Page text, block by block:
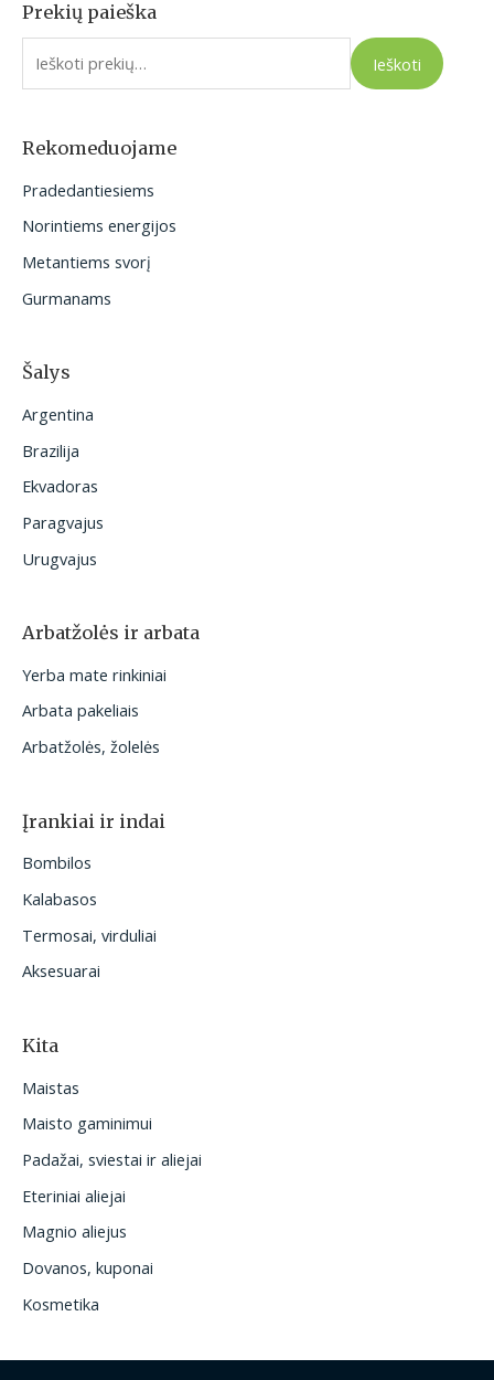
Prekių paieška
I
e
o
:
Ieškoti
Rekomeduojame
Pradedantiesiems
Norintiems energijos
Metantiems svorį
Gurmanams
Šalys
Argentina
Brazilija
Ekvadoras
Paragvajus
Urugvajus
Arbatžolės ir arbata
Yerba mate rinkiniai
Arbata pakeliais
Arbatžolės, žolelės
Įrankiai ir indai
Bombilos
Kalabasos
Termosai, virduliai
Aksesuarai
Kita
Maistas
Maisto gaminimui
Padažai, sviestai ir aliejai
Eteriniai aliejai
Magnio aliejus
Dovanos, kuponai
Kosmetika